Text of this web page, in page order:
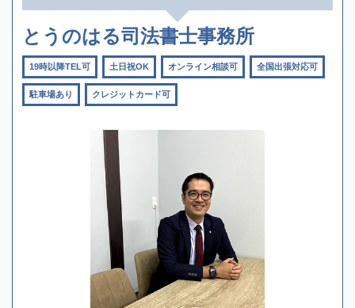
とうのはる司法書士事務所
19時以降TEL可 土日祝OK オンライン相談可 全国出張対応可
駐車場あり クレジットカード可